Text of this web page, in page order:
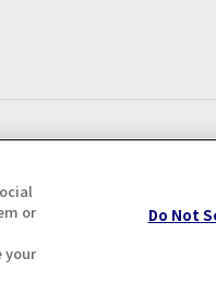
ライバシー・クッキーポリシ
or
your
Do Not